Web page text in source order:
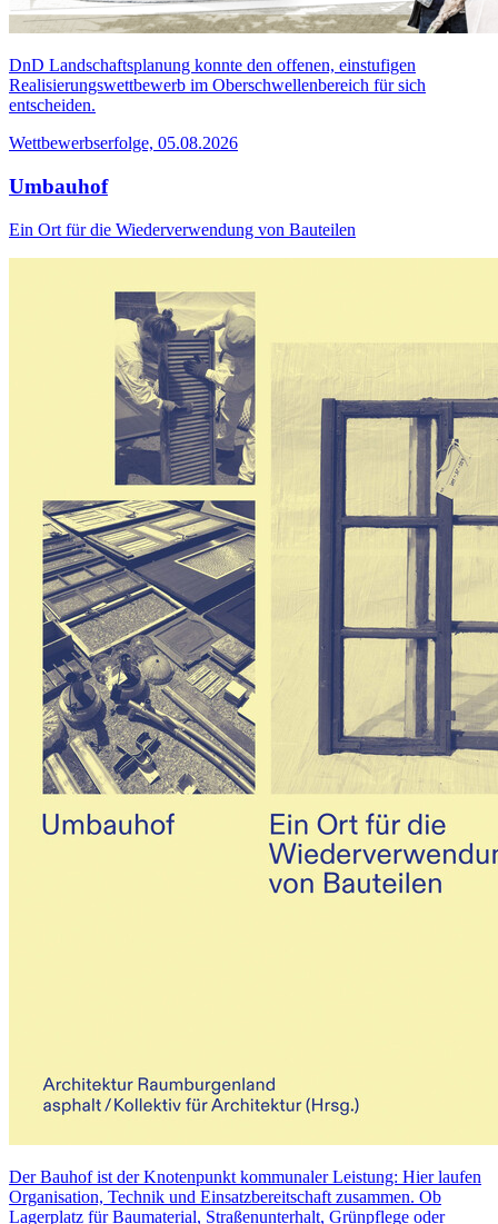
DnD Landschaftsplanung konnte den offenen, einstufigen
Realisierungswettbewerb im Oberschwellenbereich für sich
entscheiden.
Wettbewerbserfolge, 05.08.2026
Umbauhof
Ein Ort für die Wiederverwendung von Bauteilen
Der Bauhof ist der Knotenpunkt kommunaler Leistung: Hier laufen
Organisation, Technik und Einsatzbereitschaft zusammen. Ob
Lagerplatz für Baumaterial, Straßenunterhalt, Grünpflege oder